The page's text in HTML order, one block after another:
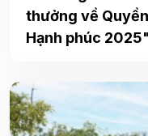
thưởng về
Hạnh phúc 2025"